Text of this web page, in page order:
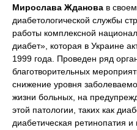
Мирослава Жданова в
диабетологической службы
работы комплексной
диабет», которая в Украине
1999 года. Проведен ряд
благотворительных
снижение уровня
жизни больных, на
этой патологии, таких как
диабетическая ретинопатия